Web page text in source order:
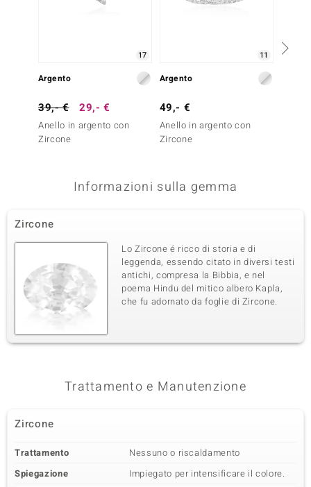
17
Argento
39,- € 29,- €
Anello in argento con
Zircone
11
Argento
49,- €
Anello in argento con
Zircone
Informazioni sulla gemma
Zircone
Lo Zircone é ricco di storia e di
leggenda, essendo citato in diversi testi
antichi, compresa la Bibbia, e nel
poema Hindu del mitico albero Kapla,
che fu adornato da foglie di Zircone.
Trattamento e Manutenzione
Zircone
Trattamento
Nessuno o riscaldamento
Spiegazione
Impiegato per intensificare il colore.